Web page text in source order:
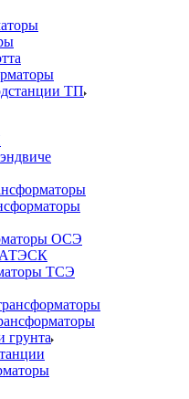
ТП
ОСЭ
АТЭСК
ТСЭ
грунта